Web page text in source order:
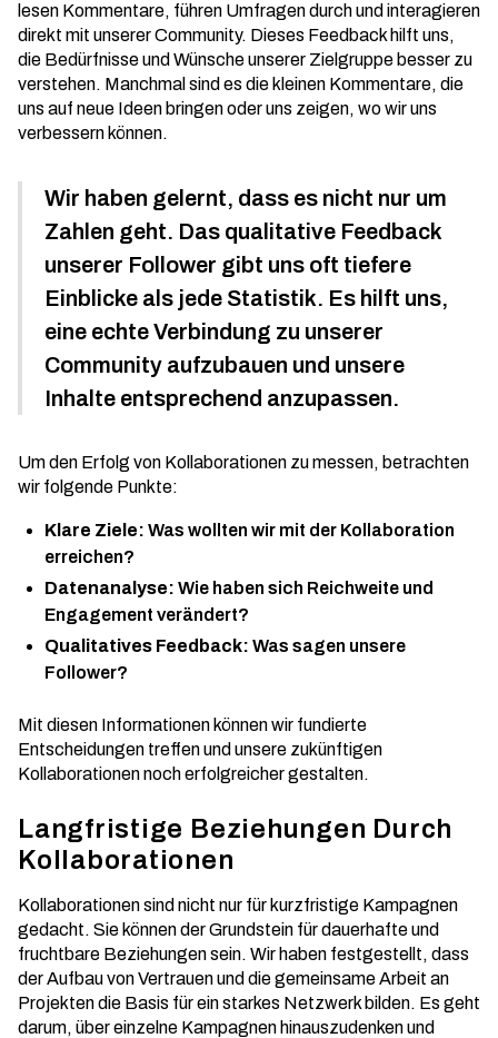
lesen Kommentare, führen Umfragen durch und interagieren
direkt mit unserer Community. Dieses Feedback hilft uns,
die Bedürfnisse und Wünsche unserer Zielgruppe besser zu
verstehen. Manchmal sind es die kleinen Kommentare, die
uns auf neue Ideen bringen oder uns zeigen, wo wir uns
verbessern können.
Wir haben gelernt, dass es nicht nur um
Zahlen geht. Das qualitative Feedback
unserer Follower gibt uns oft tiefere
Einblicke als jede Statistik. Es hilft uns,
eine echte Verbindung zu unserer
Community aufzubauen und unsere
Inhalte entsprechend anzupassen.
Um den Erfolg von Kollaborationen zu messen, betrachten
wir folgende Punkte:
Klare Ziele: Was wollten wir mit der Kollaboration
erreichen?
Datenanalyse: Wie haben sich Reichweite und
Engagement verändert?
Qualitatives Feedback: Was sagen unsere
Follower?
Mit diesen Informationen können wir fundierte
Entscheidungen treffen und unsere zukünftigen
Kollaborationen noch erfolgreicher gestalten.
Langfristige Beziehungen Durch
Kollaborationen
Kollaborationen sind nicht nur für kurzfristige Kampagnen
gedacht. Sie können der Grundstein für dauerhafte und
fruchtbare Beziehungen sein. Wir haben festgestellt, dass
der Aufbau von Vertrauen und die gemeinsame Arbeit an
Projekten die Basis für ein starkes Netzwerk bilden. Es geht
darum, über einzelne Kampagnen hinauszudenken und